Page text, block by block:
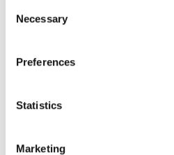
Selection
Necessary
Preferences
Statistics
Marketing